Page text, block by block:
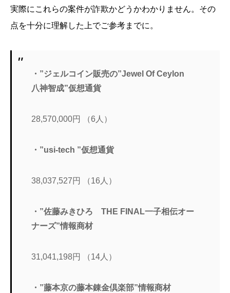
実際にこれらの案件が詐欺かどうかわかりません。その
点を十分に理解した上でご参考までに。
・”ジェルコイン販売の”Jewel Of Ceylon
八神智成”仮想通貨
28,570,000円 （6人）
・”usi-tech ”仮想通貨
38,037,527円 （16人）
・”佐藤みきひろ THE FINAL一子相伝オー
ナーズ”情報商材
31,041,198円 （14人）
・”藤本京の藤本錬金倶楽部”情報商材